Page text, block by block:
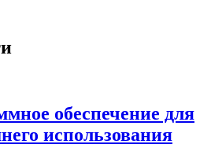
обеспечение для
использования